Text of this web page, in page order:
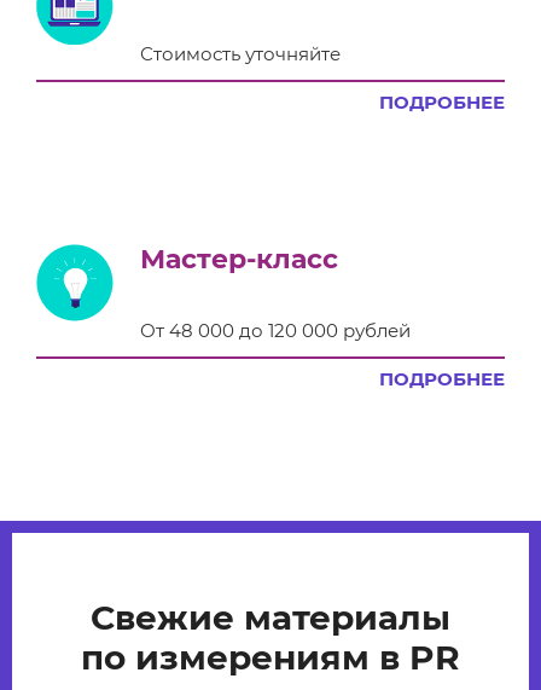
Стоимость уточняйте
ПОДРОБНЕЕ
Мастер-класс
От 48 000 до 120 000 рублей
ПОДРОБНЕЕ
Свежие материалы
по измерениям в PR